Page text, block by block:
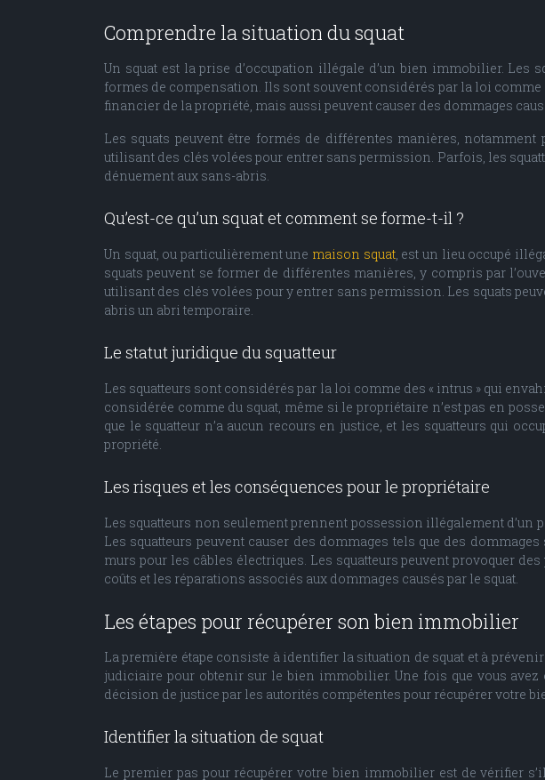
Comprendre la situation du squat
Un squat est la prise d’occupation illégale d’un bien immobilier. Les
formes de compensation. Ils sont souvent considérés par la loi
financier de la propriété, mais aussi peuvent causer des dommages
Les squats peuvent être formés de différentes manières,
utilisant des clés volées pour entrer sans permission. Parfois, les
dénuement aux sans-abris.
Qu’est-ce qu’un squat et comment se forme-t-il ?
Un squat, ou particulièrement une maison squat, est un lieu occupé
squats peuvent se former de différentes manières, y compris par
utilisant des clés volées pour y entrer sans permission. Les squats
abris un abri temporaire.
Le statut juridique du squatteur
Les squatteurs sont considérés par la loi comme des « intrus » qui
considérée comme du squat, même si le propriétaire n’est pas en
que le squatteur n’a aucun recours en justice, et les squatteurs qui
propriété.
Les risques et les conséquences pour le propriétaire
Les squatteurs non seulement prennent possession illégalement d’un
Les squatteurs peuvent causer des dommages tels que des
murs pour les câbles électriques. Les squatteurs peuvent provoquer
coûts et les réparations associés aux dommages causés par le squat.
Les étapes pour récupérer son bien immobilier
La première étape consiste à identifier la situation de squat et à
judiciaire pour obtenir sur le bien immobilier. Une fois que vous
décision de justice par les autorités compétentes pour récupérer votre
Identifier la situation de squat
Le premier pas pour récupérer votre bien immobilier est de vérifier